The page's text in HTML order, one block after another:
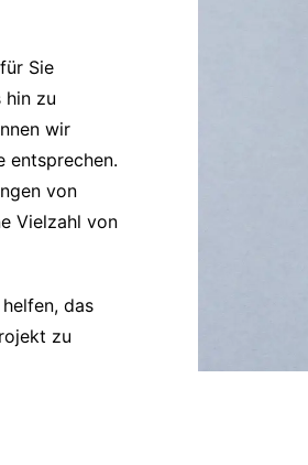
Sie
hin zu
wir
entsprechen.
von
Vielzahl von
das
zu